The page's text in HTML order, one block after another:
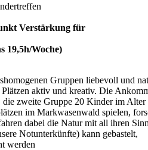
Verstärkung für
19,5h/Woche)
Gruppen liebevoll und
aktiv und kreativ. Die
zweite Gruppe 20 Kinder im Alter
im Markwasenwald spielen,
dabei die Natur mit all ihren
Notunterkünfte) kann gebastelt,
werden